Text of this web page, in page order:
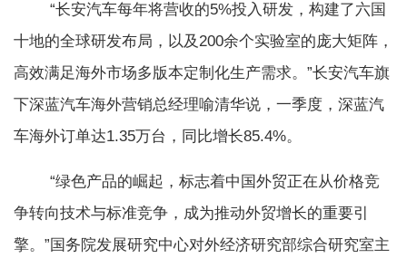
“长安汽车每年将营收的5%投入研发，构建了六国
十地的全球研发布局，以及200余个实验室的庞大矩阵，
高效满足海外市场多版本定制化生产需求。”长安汽车旗
下深蓝汽车海外营销总经理喻清华说，一季度，深蓝汽
车海外订单达1.35万台，同比增长85.4%。
“绿色产品的崛起，标志着中国外贸正在从价格竞
争转向技术与标准竞争，成为推动外贸增长的重要引
擎。”国务院发展研究中心对外经济研究部综合研究室主